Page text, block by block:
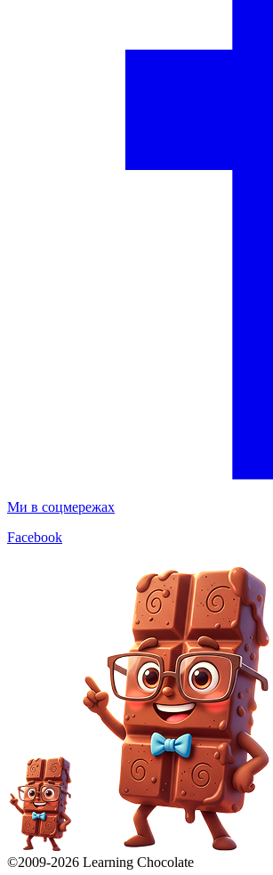
Ми в соцмережах
Facebook
©2009-2026 Learning Chocolate